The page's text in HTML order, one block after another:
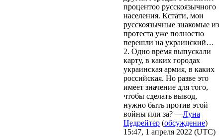
процентоо русскоязычного
населения. Кстати, мои
русскоязычные знакомые из
протеста уже полностю
перешли на украинский…
2. Одно время выпускали
карту, в каких городах
украинская армия, в каких
российская. Но разве это
имеет значение для того,
чтобы сделать вывод,
нужно быть против этой
войны или за? —Луна
Цедрейтер (обсуждение)
15:47, 1 апреля 2022 (UTC)